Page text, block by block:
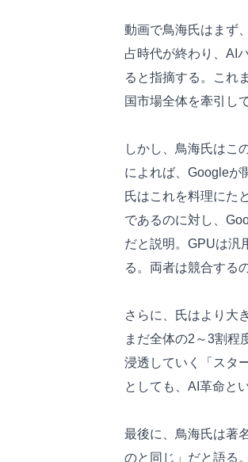
動画で鳥海氏はまず
占時代が終わり、AI
ると指摘する。これ
国市場全体を牽引し
しかし、鳥海氏はこ
によれば、Googleが
氏はこれを料理にた
であるのに対し、
だと説明。GPUは汎
る。両者は競合する
さらに、氏はより大
まだ全体の2～3割程
浸透していく「スタ
としても、AI革命と
最後に、鳥海氏は著
のと同じ」だと語る